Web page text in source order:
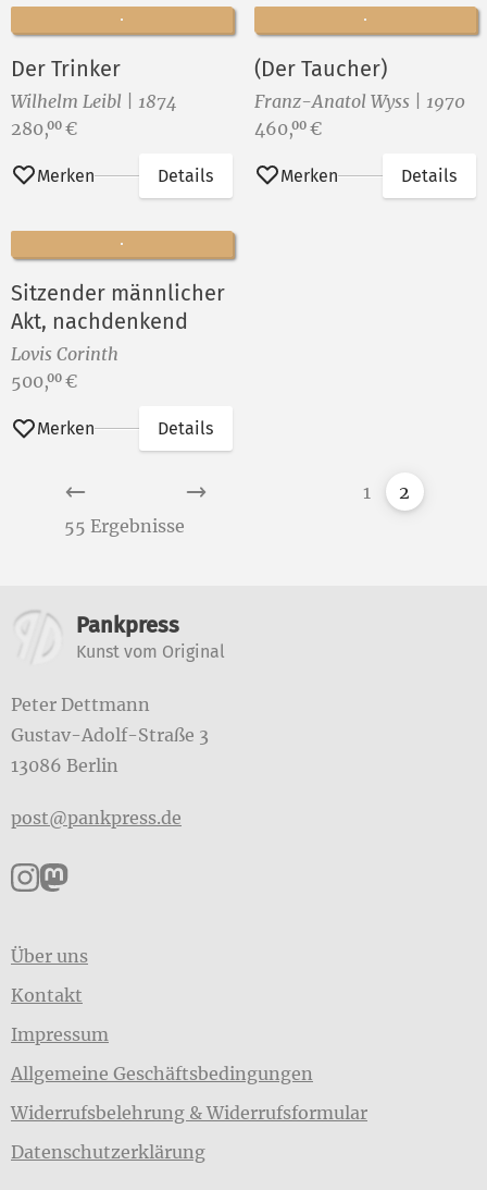
Der Trinker
Wilhelm Leibl | 1874
Preis:
280,00 €
Merken Details
(Der Taucher)
Franz-Anatol Wyss | 1970
Preis:
460,00 €
Merken Details
Sitzender männlicher
Akt, nachdenkend
Lovis Corinth
Preis:
500,00 €
Merken Details
1
2
55 Ergebnisse
Weitere Informationen
Pankpress
Kunst vom Original
Peter Dettmann
Gustav-Adolf-Straße 3
13086 Berlin
post@pankpress.de
Pankpress auf Instagram
Pankpress auf Mastodon
Über uns
Kontakt
Impressum
Allgemeine Geschäftsbedingungen
Widerrufsbelehrung & Widerrufsformular
Datenschutzerklärung